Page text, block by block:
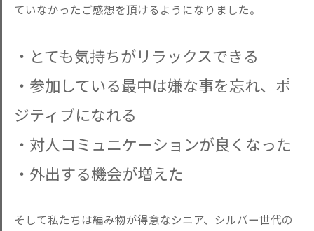
ていなかったご感想を頂けるようになりました。
・とても気持ちがリラックスできる
・参加している最中は嫌な事を忘れ、ポ
ジティブになれる
・対人コミュニケーションが良くなった
・外出する機会が増えた
そして私たちは編み物が得意なシニア、シルバー世代の